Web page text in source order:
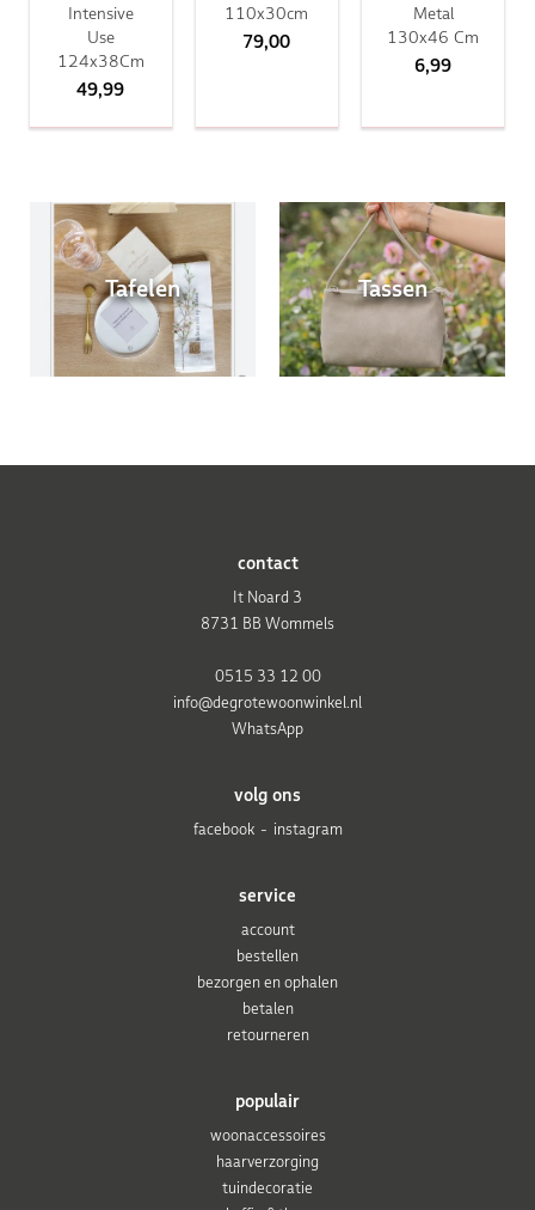
Intensive
Use
124x38Cm
49,99
110x30cm
79,00
Metal
130x46 Cm
6,99
Tafelen Tassen
populair
woonaccessoires
haarverzorging
tuindecoratie
service
account
bestellen
bezorgen en ophalen
betalen
retourneren
volg ons
facebook
instagram
contact
It Noard 3
8731 BB Wommels
0515 33 12 00
info@degrotewoonwinkel.nl
WhatsApp